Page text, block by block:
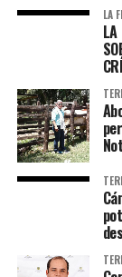
LA
LA